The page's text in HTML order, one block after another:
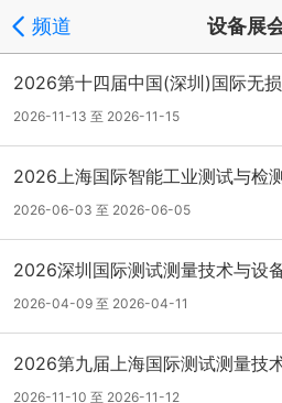
频道 设备展
2026第十四届中国(深圳)国际无
2026-11-13 至 2026-11-15
2026上海国际智能工业测试与检
2026-06-03 至 2026-06-05
2026深圳国际测试测量技术与设
MTTE-2026）
2026-04-09 至 2026-04-11
2026第九届上海国际测试测量技
2026-11-10 至 2026-11-12